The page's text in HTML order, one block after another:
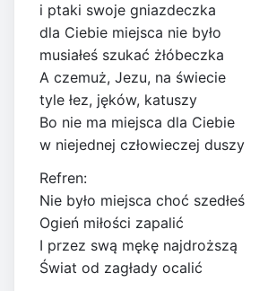
i ptaki swoje gniazdeczka
dla Ciebie miejsca nie było
musiałeś szukać żłóbeczka
A czemuż, Jezu, na świecie
tyle łez, jęków, katuszy
Bo nie ma miejsca dla Ciebie
w niejednej człowieczej duszy
Refren:
Nie było miejsca choć szedłeś
Ogień miłości zapalić
I przez swą mękę najdroższą
Świat od zagłady ocalić